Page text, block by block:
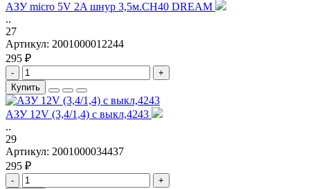
АЗУ micro 5V 2A шнур 3,5м.CH40 DREAM
..
27
Артикул: 2001000012244
295 ₽
-
+
Купить
АЗУ 12V (3,4/1,4) с выкл,4243
..
29
Артикул: 2001000034437
295 ₽
-
+